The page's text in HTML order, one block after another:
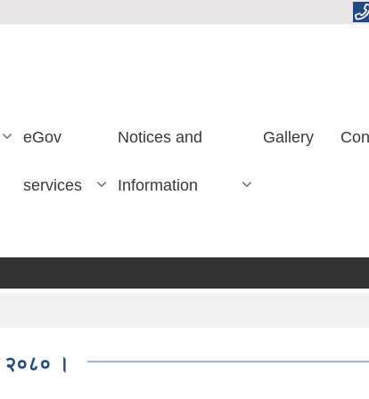
eGov
services
Notices and
Information
Gallery
२०८० ।